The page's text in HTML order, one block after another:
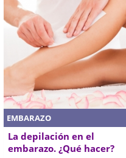
EMBARAZO
La depilación en el
embarazo. ¿Qué hacer?